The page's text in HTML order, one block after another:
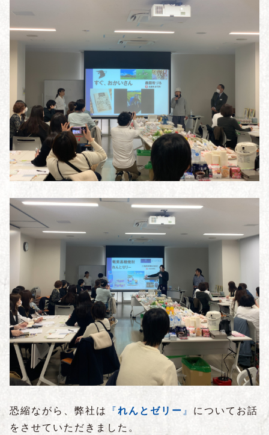
恐縮ながら、弊社は 『れんとゼリー 』 についてお話
をさせていただきました。